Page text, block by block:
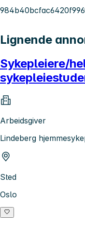
Lignende
Sykepleiere/
Arbeidsgiver
Lindeberg
Sted
Oslo